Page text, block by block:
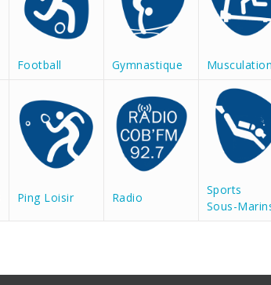
Football Gymnastique Musculation
Ping Loisir Radio
Sports
Sous-